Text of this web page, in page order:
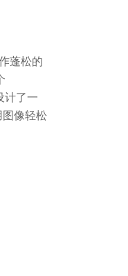
蓬松的
计了一
像轻松